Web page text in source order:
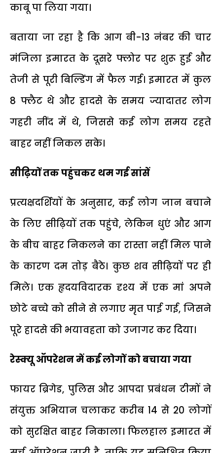
काबू पा लिया गया।
बताया जा रहा है कि आग बी-13 नंबर की चार
मंजिला इमारत के दूसरे फ्लोर पर शुरू हुई और
तेजी से पूरी बिल्डिंग में फैल गई। इमारत में कुल
8 फ्लैट थे और हादसे के समय ज्यादातर लोग
गहरी नींद में थे, जिससे कई लोग समय रहते
बाहर नहीं निकल सके।
सीढ़ियों तक पहुंचकर थम गई सांसें
प्रत्यक्षदर्शियों के अनुसार, कई लोग जान बचाने
के लिए सीढ़ियों तक पहुंचे, लेकिन धुएं और आग
के बीच बाहर निकलने का रास्ता नहीं मिल पाने
के कारण दम तोड़ बैठे। कुछ शव सीढ़ियों पर ही
मिले। एक हृदयविदारक दृश्य में एक मां अपने
छोटे बच्चे को सीने से लगाए मृत पाई गई, जिसने
पूरे हादसे की भयावहता को उजागर कर दिया।
रेस्क्यू ऑपरेशन में कई लोगों को बचाया गया
फायर ब्रिगेड, पुलिस और आपदा प्रबंधन टीमों ने
संयुक्त अभियान चलाकर करीब 14 से 20 लोगों
को सुरक्षित बाहर निकाला। फिलहाल इमारत में